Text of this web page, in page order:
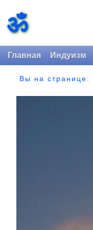
ॐ
Главная Индуизм
Вы на странице: